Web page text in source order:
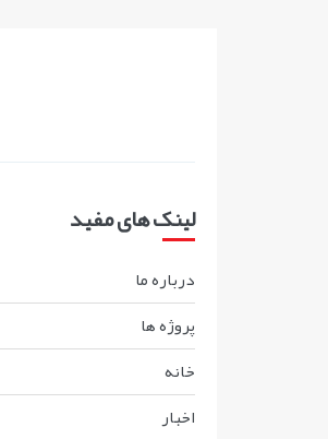
لینک های مفید
درباره ما
پروژه ها
خانه
اخبار